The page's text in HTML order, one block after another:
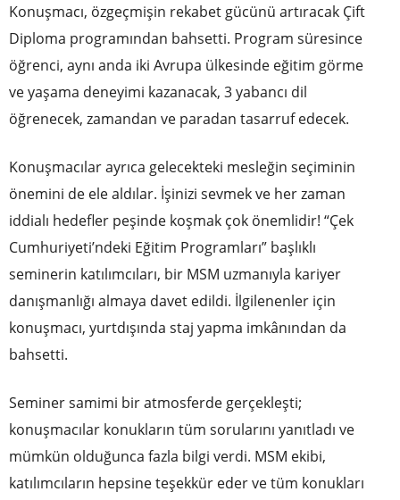
Konuşmacı, özgeçmişin rekabet gücünü artıracak Çift
Diploma programından bahsetti. Program süresince
öğrenci, aynı anda iki Avrupa ülkesinde eğitim görme
ve yaşama deneyimi kazanacak, 3 yabancı dil
öğrenecek, zamandan ve paradan tasarruf edecek.
Konuşmacılar ayrıca gelecekteki mesleğin seçiminin
önemini de ele aldılar. İşinizi sevmek ve her zaman
iddialı hedefler peşinde koşmak çok önemlidir! “Çek
Cumhuriyeti’ndeki Eğitim Programları” başlıklı
seminerin katılımcıları, bir MSM uzmanıyla kariyer
danışmanlığı almaya davet edildi. İlgilenenler için
konuşmacı, yurtdışında staj yapma imkânından da
bahsetti.
Seminer samimi bir atmosferde gerçekleşti;
konuşmacılar konukların tüm sorularını yanıtladı ve
mümkün olduğunca fazla bilgi verdi. MSM ekibi,
katılımcıların hepsine teşekkür eder ve tüm konukları